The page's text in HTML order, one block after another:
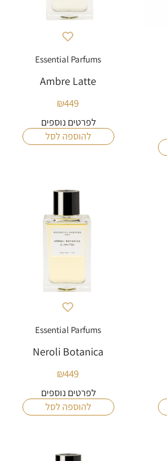
Essential Parfums
Ambre Latte
₪449
לפרטים נוספים
להוספה לסל
Essential Parfums
Neroli Botanica
₪449
לפרטים נוספים
להוספה לסל